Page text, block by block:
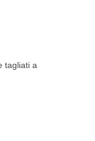
tagliati a